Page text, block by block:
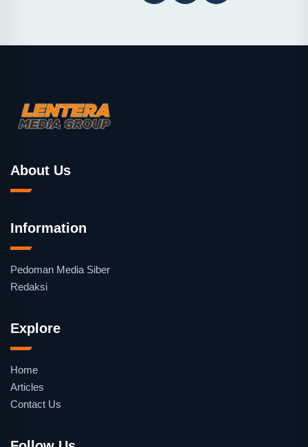
About Us
Information
Pedoman Media Siber
Redaksi
Explore
Home
Articles
Contact Us